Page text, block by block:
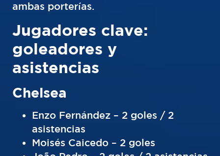
ambas porterías.
Jugadores clave:
goleadores y
asistencias
Chelsea
Enzo Fernández – 2 goles / 2
asistencias
Moisés Caicedo – 2 goles